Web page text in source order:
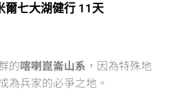
爾七大湖健行 11天
的喀喇崑崙山系 ，因為特殊地
為兵家的必爭之地。